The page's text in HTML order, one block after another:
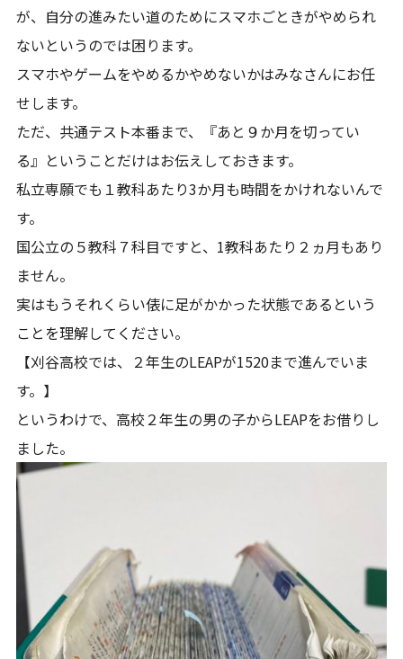
が、自分の進みたい道のためにスマホごときがやめられ
ないというのでは困ります。
スマホやゲームをやめるかやめないかはみなさんにお任
せします。
ただ、共通テスト本番まで、『あと９か月を切ってい
る』ということだけはお伝えしておきます。
私立専願でも１教科あたり3か月も時間をかけれないんで
す。
国公立の５教科７科目ですと、1教科あたり２ヵ月もあり
ません。
実はもうそれくらい俵に足がかかった状態であるという
ことを理解してください。
【刈谷高校では、２年生のLEAPが1520まで進んでいま
す。】
というわけで、高校２年生の男の子からLEAPをお借りし
ました。